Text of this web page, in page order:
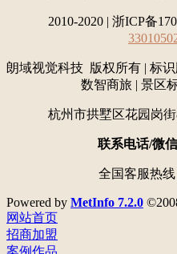
2010-2020 | 浙ICP备
朗域视觉科技 版权所有 | 标
数智商旅 | 景区
杭州市拱墅区花园岗
联系电话/微
全国客服热线
Powered by MetInfo 7.2.0
网站首页
招商加盟